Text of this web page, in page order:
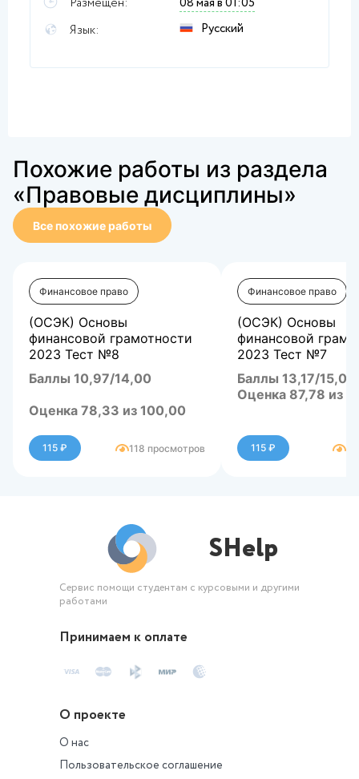
Язык:
Русский
Похожие работы из раздела
«Правовые дисциплины»
Все похожие работы
Финансовое право
(ОСЭК) Основы
финансовой грамотности
2023 Тест №8
Баллы 10,97/14,00
Оценка 78,33 из 100,00
115 ₽ 118 просмотров
Финансовое право
(ОСЭК) Основы
финансовой
2023 Тест №7
Баллы 13,17/15,00
Оценка 87,78 из
115 ₽
SHelp
Сервис помощи студентам с курсовыми и другими
работами
Принимаем к оплате
О проекте
О нас
Пользовательское соглашение